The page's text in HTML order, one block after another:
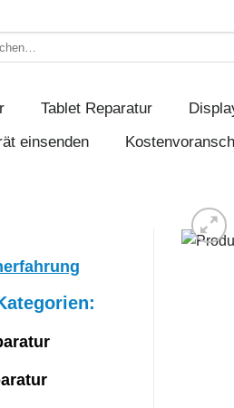
Tablet Reparatur
einsenden